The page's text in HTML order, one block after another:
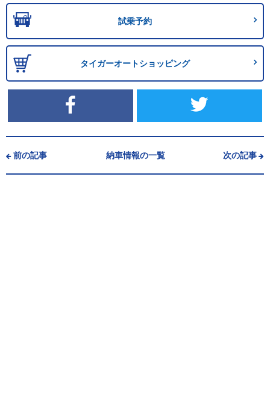
試乗予約
タイガーオートショッピング
前の記事 納車情報の一覧 次の記事